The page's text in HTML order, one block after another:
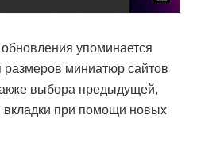
упоминается
размеров миниатюр сайтов
выбора предыдущей,
при помощи новых